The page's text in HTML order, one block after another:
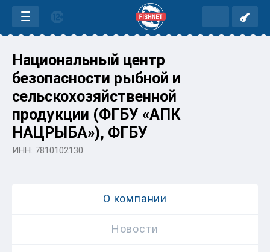
Национальный центр
безопасности рыбной и
сельскохозяйственной
продукции (ФГБУ «АПК
НАЦРЫБА»), ФГБУ
ИНН: 7810102130
О компании
Новости